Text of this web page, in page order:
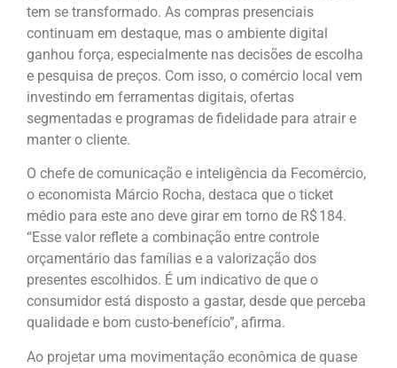
tem se transformado. As compras presenciais
continuam em destaque, mas o ambiente digital
ganhou força, especialmente nas decisões de escolha
e pesquisa de preços. Com isso, o comércio local vem
investindo em ferramentas digitais, ofertas
segmentadas e programas de fidelidade para atrair e
manter o cliente.
O chefe de comunicação e inteligência da Fecomércio,
o economista Márcio Rocha, destaca que o ticket
médio para este ano deve girar em torno de R$ 184.
“Esse valor reflete a combinação entre controle
orçamentário das famílias e a valorização dos
presentes escolhidos. É um indicativo de que o
consumidor está disposto a gastar, desde que perceba
qualidade e bom custo-benefício”, afirma.
Ao projetar uma movimentação econômica de quase